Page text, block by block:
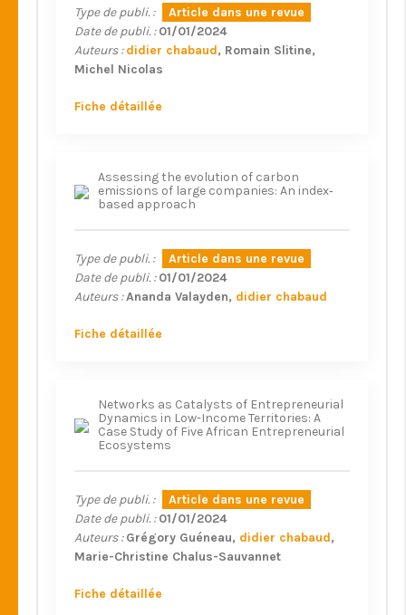
Type de publi. :
Article dans une revue
Date de publi. : 01/01/2024
Auteurs : didier chabaud Romain Slitine
Michel Nicolas
Fiche détaillée
Assessing the evolution of carbon
emissions of large companies: An index‐
based approach
Type de publi. :
Article dans une revue
Date de publi. : 01/01/2024
Auteurs :Ananda Valayden didier chabaud
Fiche détaillée
Networks as Catalysts of Entrepreneurial
Dynamics in Low-Income Territories: A
Case Study of Five African Entrepreneurial
Ecosystems
Type de publi. :
Article dans une revue
Date de publi. : 01/01/2024
Auteurs : Grégory Guéneau didier chabaud
Marie-Christine Chalus-Sauvannet
Fiche détaillée